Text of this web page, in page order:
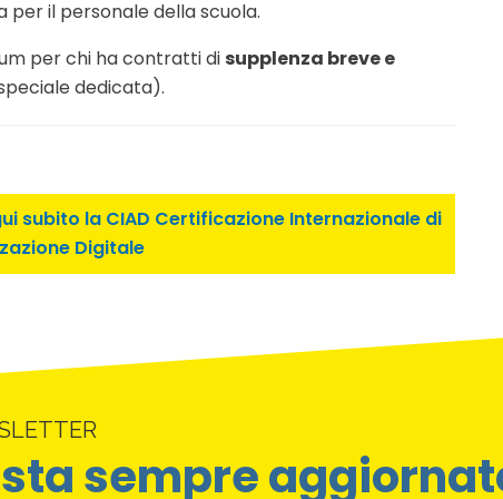
per il personale della scuola.
per chi ha contratti di supplenza breve e
dedicata).
subito la CIAD Certificazione Internazionale di
Digitale
sempre